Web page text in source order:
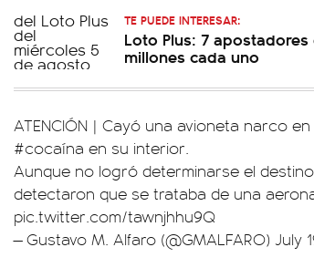
TE PUEDE INTERESAR:
Loto Plus: 7
millones cada uno
ATENCIÓN | Cayó una avioneta narco en
#cocaína en su interior.
Aunque no logró determinarse el
detectaron que se trataba de una
pic.twitter.com/tawnjhhu9Q
— Gustavo M. Alfaro (@GMALFARO) July